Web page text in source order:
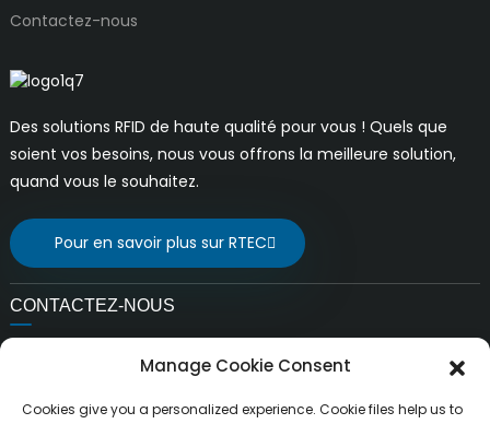
Contactez-nous
Des solutions RFID de haute qualité pour vous ! Quels que
soient vos besoins, nous vous offrons la meilleure solution,
quand vous le souhaitez.
Pour en savoir plus sur RTEC
CONTACTEZ-NOUS
liuchang@rfrid.com
Adresse:
Manage Cookie Consent
Cookies give you a personalized experience. Cookie files help us to